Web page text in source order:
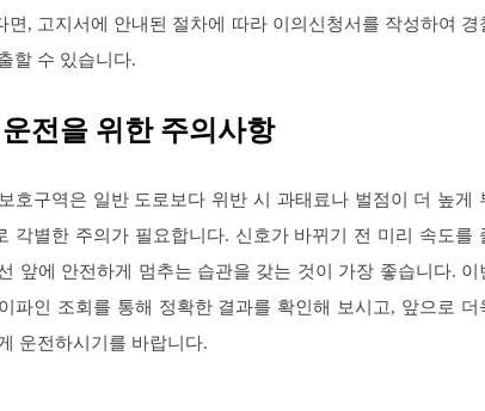
면, 고지서에 안내된 절차에 따라 이의신청서를 작성하여 경
할 수 있습니다.
전을 위한 주의사항
호구역은 일반 도로보다 위반 시 과태료나 벌점이 더 높게
각별한 주의가 필요합니다. 신호가 바뀌기 전 미리 속도를
앞에 안전하게 멈추는 습관을 갖는 것이 가장 좋습니다. 이
파인 조회를 통해 정확한 결과를 확인해 보시고, 앞으로 더
운전하시기를 바랍니다.